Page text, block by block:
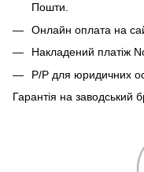
Пошти.
Онлайн оплата на
Накладений платіж
Р/Р для юридичних
Гарантія на заводський